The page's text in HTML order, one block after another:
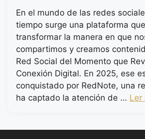
En el mundo de las redes
tiempo surge una plataforma
transformar la manera en que
compartimos y creamos
Red Social del Momento que
Conexión Digital. En 2025, ese
conquistado por RedNote, una
ha captado la atención de … Ler